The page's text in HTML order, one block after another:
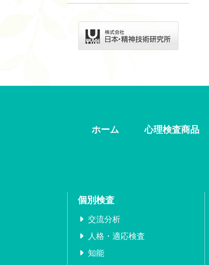
ホーム 心理検査商品
個別検査
交流分析
人格・適応検査
知能